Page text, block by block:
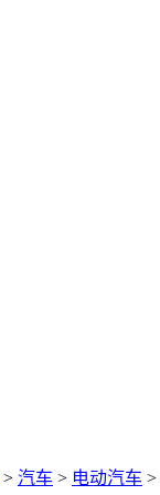
> 汽车 > 电动汽车 >